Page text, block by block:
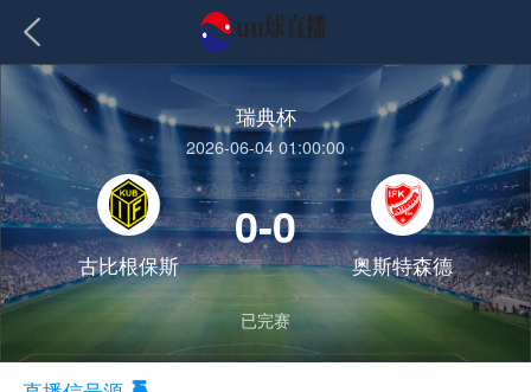
瑞典杯
2026-06-04 01:00:00
古比根保斯
0-0
奥斯特森德
已完赛